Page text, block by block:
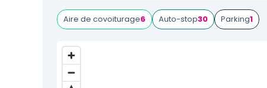
Aire de covoiturage6 Auto-stop30 Parking1